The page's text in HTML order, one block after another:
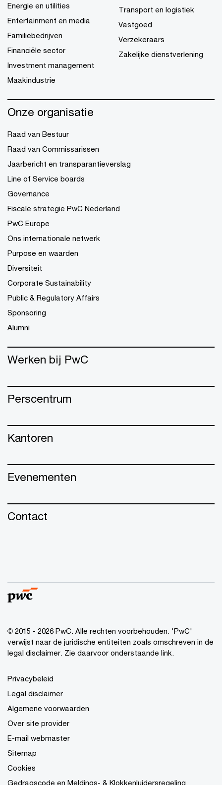
Energie en utilities
Entertainment en media
Familiebedrijven
Financiële sector
Investment management
Maakindustrie
Transport en logistiek
Vastgoed
Verzekeraars
Zakelijke dienstverlening
Onze organisatie
Raad van Bestuur
Raad van Commissarissen
Jaarbericht en transparantieverslag
Line of Service boards
Governance
Fiscale strategie PwC Nederland
PwC Europe
Ons internationale netwerk
Purpose en waarden
Diversiteit
Corporate Sustainability
Public & Regulatory Affairs
Sponsoring
Alumni
Werken bij PwC
Perscentrum
Kantoren
Evenementen
Contact
© 2015 - 2026 PwC. Alle rechten voorbehouden. 'PwC'
verwijst naar de juridische entiteiten zoals omschreven in de
legal disclaimer. Zie daarvoor onderstaande link.
Privacybeleid
Legal disclaimer
Algemene voorwaarden
Over site provider
E-mail webmaster
Sitemap
Cookies
Gedragscode en Meldings- & Klokkenluidersregeling